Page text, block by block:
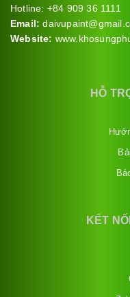
Hotline: +84 909 36 1111
Email:
Website:
HỖ
KẾT